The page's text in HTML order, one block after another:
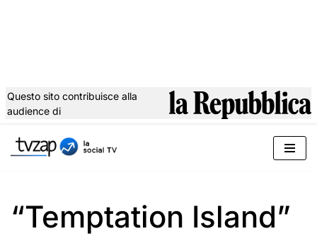
al
Questo sito contribuisce alla
audience di
“Temptation Island”